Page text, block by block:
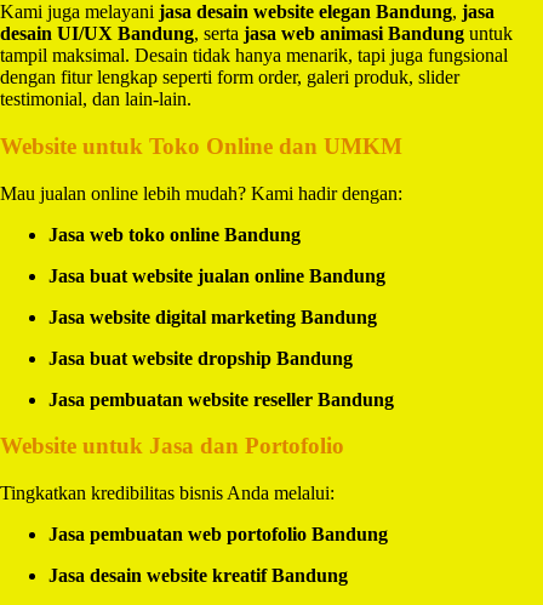
Kami juga melayani jasa desain website elegan Bandung, jasa
desain UI/UX Bandung, serta jasa web animasi Bandung untuk
tampil maksimal. Desain tidak hanya menarik, tapi juga fungsional
dengan fitur lengkap seperti form order, galeri produk, slider
testimonial, dan lain-lain.
Website untuk Toko Online dan UMKM
Mau jualan online lebih mudah? Kami hadir dengan:
Jasa web toko online Bandung
Jasa buat website jualan online Bandung
Jasa website digital marketing Bandung
Jasa buat website dropship Bandung
Jasa pembuatan website reseller Bandung
Website untuk Jasa dan Portofolio
Tingkatkan kredibilitas bisnis Anda melalui:
Jasa pembuatan web portofolio Bandung
Jasa desain website kreatif Bandung